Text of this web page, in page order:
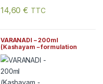
14,60€ TTC
VARANADI – 200ml
(Kashayam – formulation
ayurvédique traditionnelle)
Arya Vaidya Sala Kottakkal